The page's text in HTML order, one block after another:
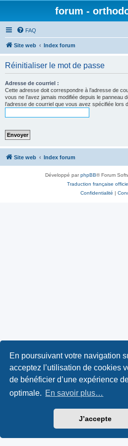
En poursuivant votre navigation
acceptez l’utilisation de cookies
de bénéficier d’une expérience
optimale. En savoir plus…
J’accepte
forum -
FAQ
Site web Index forum
Réinitialiser le mot de passe
Adresse de courriel :
Cette adresse doit correspondre à l’adresse de
vous ne l’avez jamais modifiée depuis le panneau
l’adresse de courriel que vous avez spécifiée lors
Site web Index forum
Développé parphpBB® Forum
Traduction française
Confidentialité |